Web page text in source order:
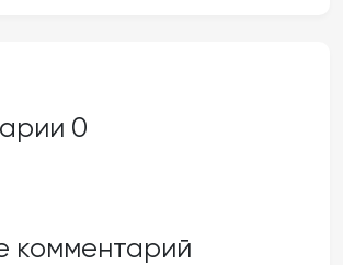
0
комментарий